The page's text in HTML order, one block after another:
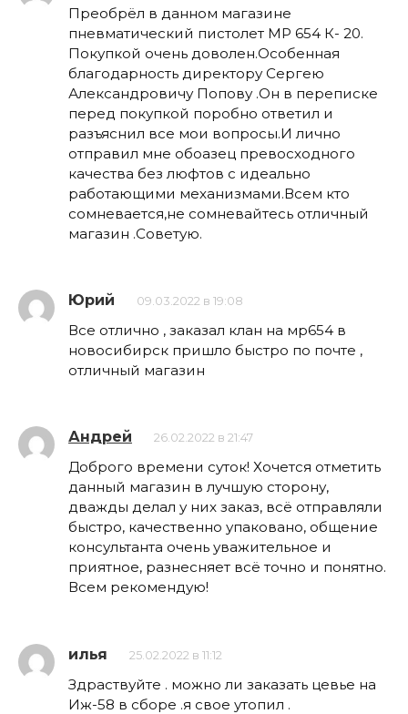
Преобрёл в данном магазине
пневматический пистолет МР 654 К- 20.
Покупкой очень доволен.Особенная
благодарность директору Сергею
Александровичу Попову .Он в переписке
перед покупкой поробно ответил и
разъяснил все мои вопросы.И лично
отправил мне обоазец превосходного
качества без люфтов с идеально
работающими механизмами.Всем кто
сомневается,не сомневайтесь отличный
магазин .Советую.
Юрий 09.03.2022 в 19:08
Все отлично , заказал клан на мр654 в
новосибирск пришло быстро по почте ,
отличный магазин
Андрей 26.02.2022 в 21:47
Доброго времени суток! Хочется отметить
данный магазин в лучшую сторону,
дважды делал у них заказ, всё отправляли
быстро, качественно упаковано, общение
консультанта очень уважительное и
приятное, разнесняет всё точно и понятно.
Всем рекомендую!
илья 25.02.2022 в 11:12
Здраствуйте . можно ли заказать цевье на
Иж-58 в сборе .я свое утопил .